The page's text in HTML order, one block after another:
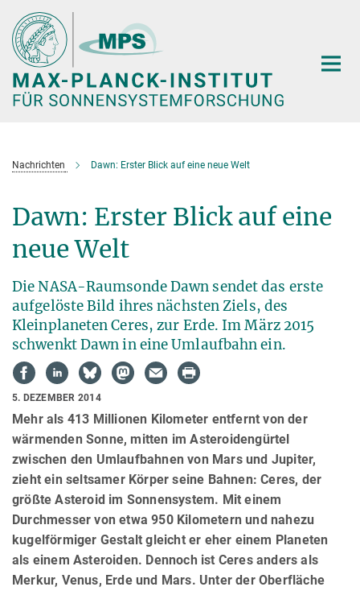
Hauptinhalt
Nachrichten Dawn: Erster Blick auf eine neue Welt
Dawn: Erster Blick auf eine
neue Welt
Die NASA-Raumsonde Dawn sendet das erste
aufgelöste Bild ihres nächsten Ziels, des
Kleinplaneten Ceres, zur Erde. Im März 2015
schwenkt Dawn in eine Umlaufbahn ein.
5. DEZEMBER 2014
Mehr als 413 Millionen Kilometer entfernt von der
wärmenden Sonne, mitten im Asteroidengürtel
zwischen den Umlaufbahnen von Mars und Jupiter,
zieht ein seltsamer Körper seine Bahnen: Ceres, der
größte Asteroid im Sonnensystem. Mit einem
Durchmesser von etwa 950 Kilometern und nahezu
kugelförmiger Gestalt gleicht er eher einem Planeten
als einem Asteroiden. Dennoch ist Ceres anders als
Merkur, Venus, Erde und Mars. Unter der Oberfläche